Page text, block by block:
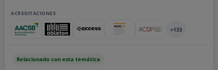
ACREDITACIONES
+133
Relacionado con esta temática